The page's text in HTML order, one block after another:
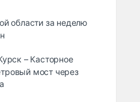
области за неделю
– Касторное
мост через